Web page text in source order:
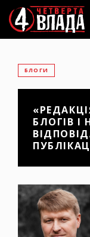
Перейти
до
основного
вмісту
БЛОГИ
БЛОГІВ І